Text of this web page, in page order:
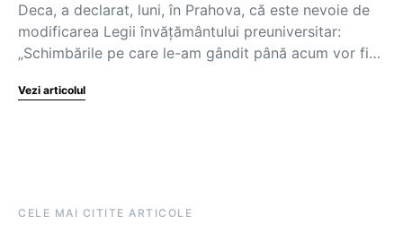
Deca, a declarat, luni, în Prahova, că este nevoie de
modificarea Legii învățământului preuniversitar:
„Schimbările pe care le-am gândit până acum vor fi…
Vezi articolul
CELE MAI CITITE ARTICOLE